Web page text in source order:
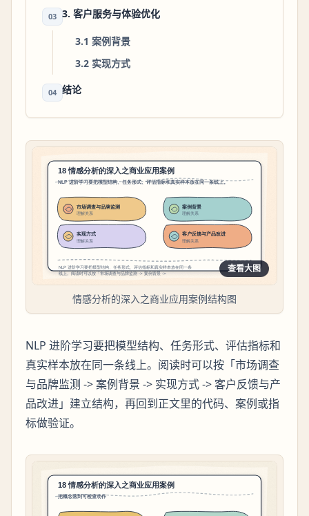
03 3. 客户服务与体验优化
3.1 案例背景
3.2 实现方式
04 结论
查看大图
情感分析的深入之商业应用案例结构图
NLP 进阶学习要把模型结构、任务形式、评估指标和
真实样本放在同一条线上。阅读时可以按「市场调查
与品牌监测 -> 案例背景 -> 实现方式 -> 客户反馈与产
品改进」建立结构，再回到正文里的代码、案例或指
标做验证。